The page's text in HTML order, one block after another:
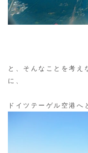
と、そんなことを考え
に、
ドイツテーゲル空港へ